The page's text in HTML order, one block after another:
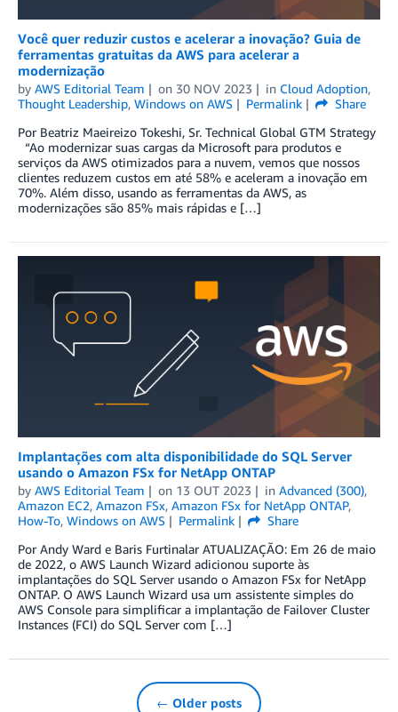
Você quer reduzir custos e acelerar a inovação? Guia de
ferramentas gratuitas da AWS para acelerar a
modernização
by AWS Editorial Team on 30 NOV 2023 in Cloud Adoption,
Thought Leadership, Windows on AWS Permalink
Share
Por Beatriz Maeireizo Tokeshi, Sr. Technical Global GTM Strategy
“Ao modernizar suas cargas da Microsoft para produtos e
serviços da AWS otimizados para a nuvem, vemos que nossos
clientes reduzem custos em até 58% e aceleram a inovação em
70%. Além disso, usando as ferramentas da AWS, as
modernizações são 85% mais rápidas e […]
Implantações com alta disponibilidade do SQL Server
usando o Amazon FSx for NetApp ONTAP
by AWS Editorial Team on 13 OUT 2023 in Advanced (300),
Amazon EC2, Amazon FSx, Amazon FSx for NetApp ONTAP,
How-To, Windows on AWS Permalink
Share
Por Andy Ward e Baris Furtinalar ATUALIZAÇÃO: Em 26 de maio
de 2022, o AWS Launch Wizard adicionou suporte às
implantações do SQL Server usando o Amazon FSx for NetApp
ONTAP. O AWS Launch Wizard usa um assistente simples do
AWS Console para simplificar a implantação de Failover Cluster
Instances (FCI) do SQL Server com […]
← Older posts